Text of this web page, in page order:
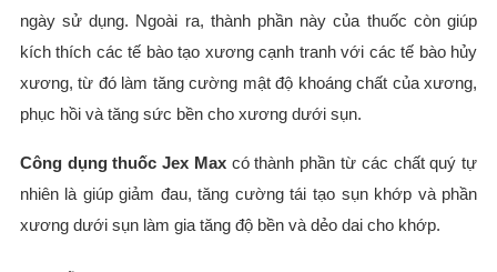
ngày sử dụng. Ngoài ra, thành phần này của thuốc còn giúp
kích thích các tế bào tạo xương cạnh tranh với các tế bào hủy
xương, từ đó làm tăng cường mật độ khoáng chất của xương,
phục hồi và tăng sức bền cho xương dưới sụn.
Công dụng thuốc Jex Maxcó thành phần từ các chất quý tự
nhiên là giúp giảm đau, tăng cường tái tạo sụn khớp và phần
xương dưới sụn làm gia tăng độ bền và dẻo dai cho khớp.